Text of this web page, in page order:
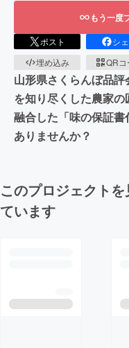
もう一度
ポスト シ
埋め込み
QRコ
山形県さくらんぼ品
を知り尽くした農家
融合した「味の保証書
ありませんか？
このプロジェクト
ています